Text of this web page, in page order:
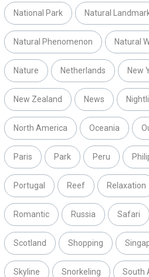
National Park Natural
Natural Phenomenon Natural
Nature Netherlands New
New Zealand News
North America Oceania
Paris Park Peru
Portugal Reef Relaxation
Romantic Russia Safari
Scotland Shopping
Skyline Snorkeling South